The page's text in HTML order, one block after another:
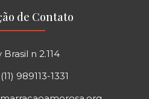
de Contato
Brasil n 2.114
989113-1331